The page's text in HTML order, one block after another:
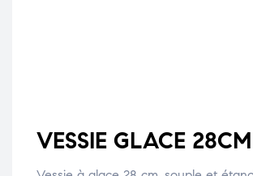
VESSIE GLACE 28CM